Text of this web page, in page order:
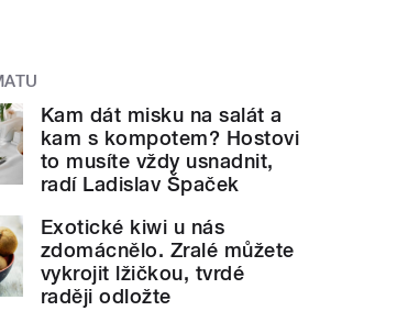
Kam dát misku na salát a
kam s kompotem? Hostovi
to musíte vždy usnadnit,
radí Ladislav Špaček
Exotické kiwi u nás
zdomácnělo. Zralé můžete
vykrojit lžičkou, tvrdé
raději odložte